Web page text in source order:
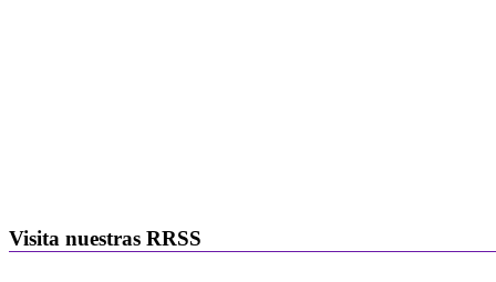
Visita nuestras RRSS